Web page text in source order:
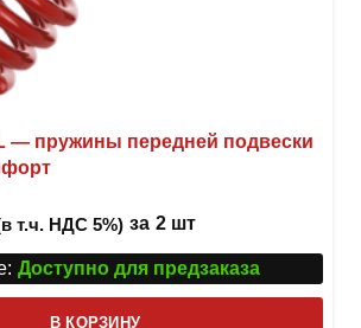
— пружины передней подвески
т.ч. НДС 5%) за 2 шт
Доступно для предзаказа
В КОРЗИНУ